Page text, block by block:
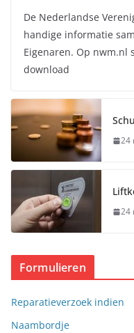
De Nederlandse
handige informatie
Eigenaren. Op nwm.nl
download
24
24
Formulieren
Reparatieverzoek indien
Naambordje